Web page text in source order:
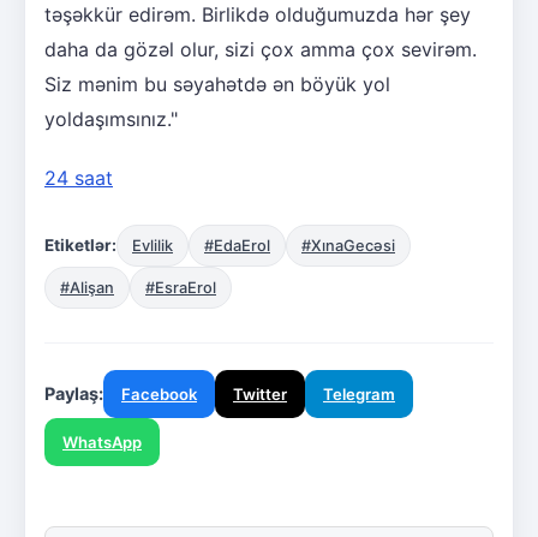
təşəkkür edirəm. Birlikdə olduğumuzda hər şey
daha da gözəl olur, sizi çox amma çox sevirəm.
Siz mənim bu səyahətdə ən böyük yol
yoldaşımsınız."
24 saat
Etiketlər: Evlilik #EdaErol #XınaGecəsi
#Alişan #EsraErol
Paylaş: Facebook Twitter Telegram
WhatsApp